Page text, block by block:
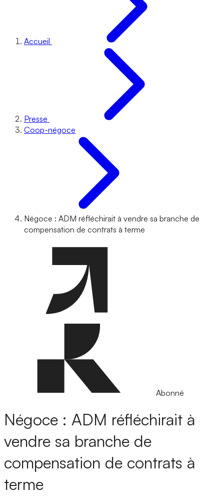
Accueil
Presse
Coop-négoce
Négoce : ADM réfléchirait à vendre sa branche de
compensation de contrats à terme
Abonné
Négoce : ADM réfléchirait à
vendre sa branche de
compensation de contrats à
terme